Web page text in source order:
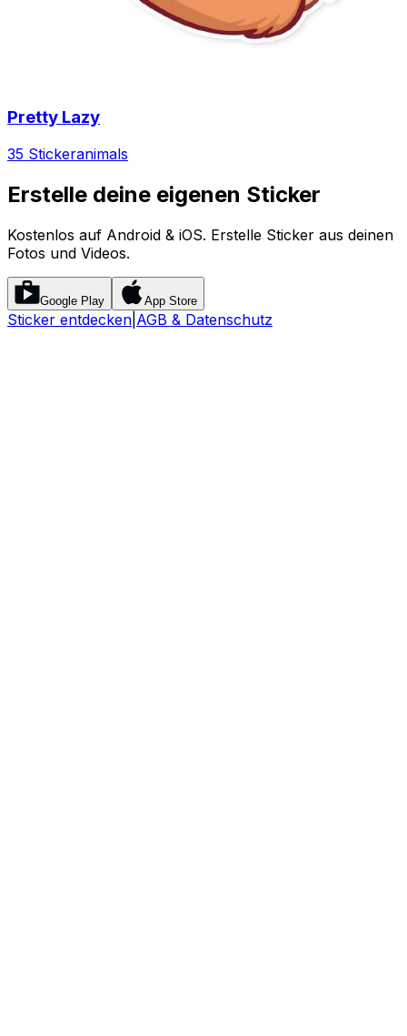
Pretty Lazy
35 Stickeranimals
Erstelle deine eigenen Sticker
Kostenlos auf Android & iOS. Erstelle Sticker aus deinen
Fotos und Videos.
Google Play App Store
Sticker entdecken AGB & Datenschutz